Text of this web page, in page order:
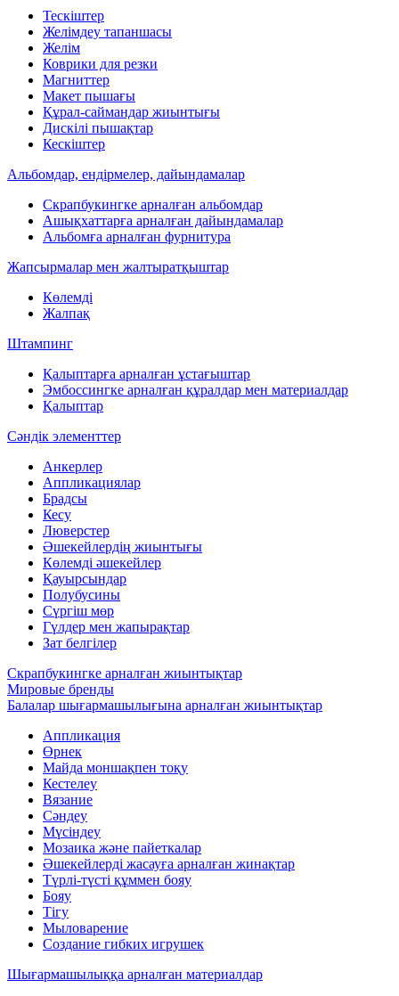
Тескіштер
Желімдеу тапаншасы
Желім
Коврики для резки
Магниттер
Макет пышағы
Құрал-саймандар жиынтығы
Дискілі пышақтар
Кескіштер
Альбомдар, ендірмелер, дайындамалар
Скрапбукингке арналған альбомдар
Ашықхаттарға арналған дайындамалар
Альбомға арналған фурнитура
Жапсырмалар мен жалтыратқыштар
Көлемді
Жалпақ
Штампинг
Қалыптарға арналған ұстағыштар
Эмбоссингке арналған құралдар мен материалдар
Қалыптар
Сәндік элементтер
Анкерлер
Аппликациялар
Брадсы
Кесу
Люверстер
Әшекейлердің жиынтығы
Көлемді әшекейлер
Қауырсындар
Полубусины
Сүргіш мөр
Гүлдер мен жапырақтар
Зат белгілер
Скрапбукингке арналған жиынтықтар
Мировые бренды
Балалар шығармашылығына арналған жиынтықтар
Аппликация
Өрнек
Майда моншақпен тоқу
Кестелеу
Вязание
Сәндеу
Мүсіндеу
Мозаика және пайеткалар
Әшекейлерді жасауға арналған жинақтар
Түрлі-түсті құммен бояу
Бояу
Тігу
Мыловарение
Создание гибких игрушек
Шығармашылыққа арналған материалдар